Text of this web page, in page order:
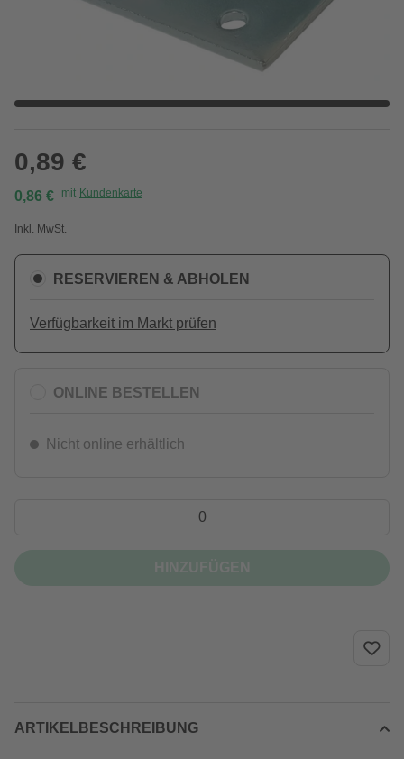
0,89 €
0,86 € mit Kundenkarte
Inkl. MwSt.
RESERVIEREN & ABHOLEN
Verfügbarkeit im Markt prüfen
ONLINE BESTELLEN
Nicht online erhältlich
ARTIKELBESCHREIBUNG